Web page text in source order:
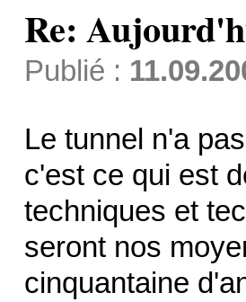
Re:
Publié :
Le tunnel n'a
c'est ce qui est
techniques et
seront nos
cinquantaine